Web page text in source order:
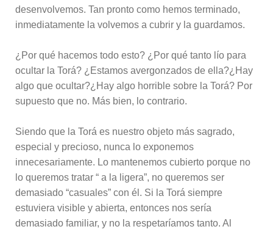
desenvolvemos. Tan pronto como hemos terminado,
inmediatamente la volvemos a cubrir y la guardamos.
¿Por qué hacemos todo esto? ¿Por qué tanto lío para
ocultar la Torá? ¿Estamos avergonzados de ella?¿Hay
algo que ocultar?¿Hay algo horrible sobre la Torá? Por
supuesto que no. Más bien, lo contrario.
Siendo que la Torá es nuestro objeto más sagrado,
especial y precioso, nunca lo exponemos
innecesariamente. Lo mantenemos cubierto porque no
lo queremos tratar “ a la ligera”, no queremos ser
demasiado “casuales” con él. Si la Torá siempre
estuviera visible y abierta, entonces nos sería
demasiado familiar, y no la respetaríamos tanto. Al